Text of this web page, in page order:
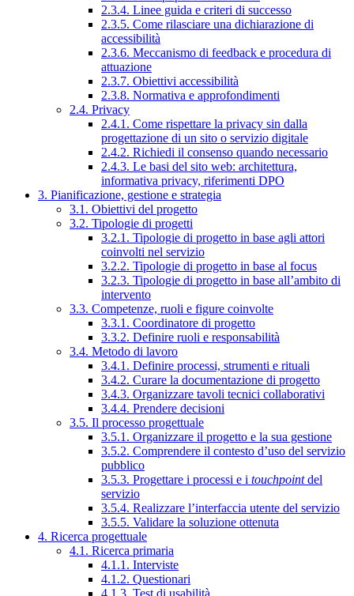
2.3.4. Linee guida e criteri di successo
2.3.5. Come rilasciare una dichiarazione di
accessibilità
2.3.6. Meccanismo di feedback e procedura di
attuazione
2.3.7. Obiettivi accessibilità
2.3.8. Normativa e approfondimenti
2.4. Privacy
2.4.1. Come rispettare la privacy sin dalla
progettazione di un sito o servizio digitale
2.4.2. Richiedi il consenso quando necessario
2.4.3. Le basi del sito web: architettura,
informativa privacy, riferimenti DPO
3. Pianificazione, gestione e strategia
3.1. Obiettivi del progetto
3.2. Tipologie di progetti
3.2.1. Tipologie di progetto in base agli attori
coinvolti nel servizio
3.2.2. Tipologie di progetto in base al focus
3.2.3. Tipologie di progetto in base all’ambito di
intervento
3.3. Competenze, ruoli e figure coinvolte
3.3.1. Coordinatore di progetto
3.3.2. Definire ruoli e responsabilità
3.4. Metodo di lavoro
3.4.1. Definire processi, strumenti e rituali
3.4.2. Curare la documentazione di progetto
3.4.3. Organizzare tavoli tecnici collaborativi
3.4.4. Prendere decisioni
3.5. Il processo progettuale
3.5.1. Organizzare il progetto e la sua gestione
3.5.2. Comprendere il contesto d’uso del servizio
pubblico
3.5.3. Progettare i processi e i touchpointdel
servizio
3.5.4. Realizzare l’interfaccia utente del servizio
3.5.5. Validare la soluzione ottenuta
4. Ricerca progettuale
4.1. Ricerca primaria
4.1.1. Interviste
4.1.2. Questionari
4.1.3. Test di usabilità